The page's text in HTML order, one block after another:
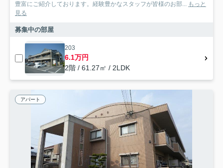
豊富にご紹介しております。経験豊かなスタッフが皆様のお部... もっと
見る
募集中の部屋
203
6.1万円
2階 / 61.27㎡ / 2LDK
アパート